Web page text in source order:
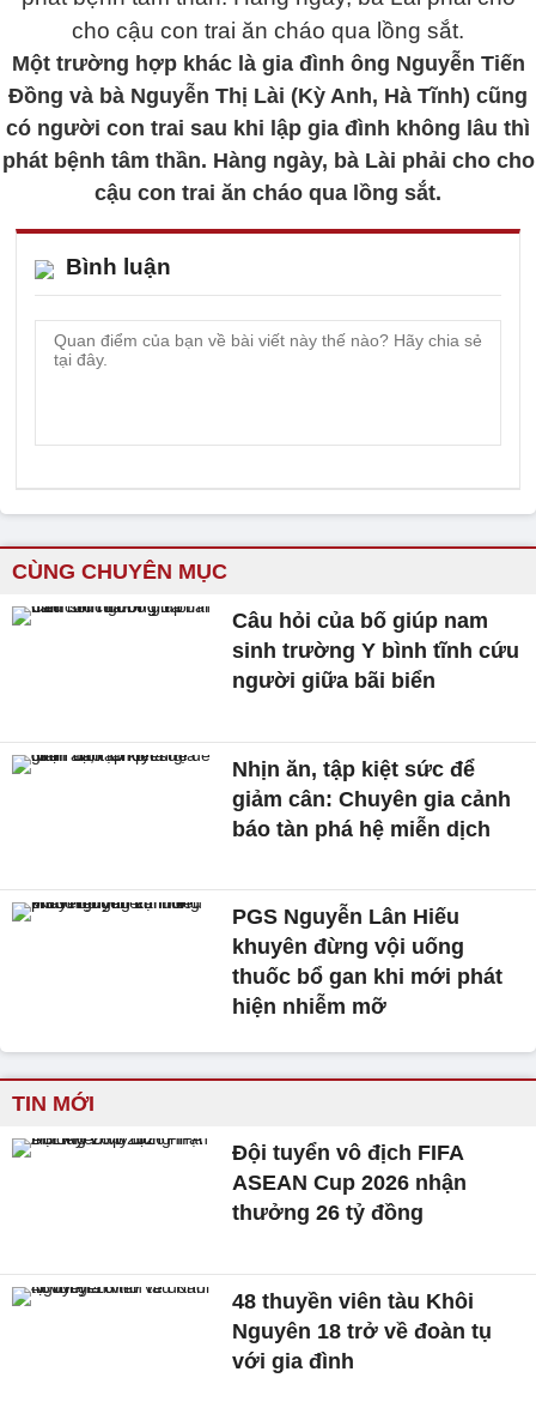
Một trường hợp khác là gia đình ông Nguyễn Tiến
Đồng và bà Nguyễn Thị Lài (Kỳ Anh, Hà Tĩnh) cũng
có người con trai sau khi lập gia đình không lâu thì
phát bệnh tâm thần. Hàng ngày, bà Lài phải cho cho
cậu con trai ăn cháo qua lồng sắt.
Bình luận
CÙNG CHUYÊN MỤC
Câu hỏi của bố giúp nam
sinh trường Y bình tĩnh cứu
người giữa bãi biển
Nhịn ăn, tập kiệt sức để
giảm cân: Chuyên gia cảnh
báo tàn phá hệ miễn dịch
PGS Nguyễn Lân Hiếu
khuyên đừng vội uống
thuốc bổ gan khi mới phát
hiện nhiễm mỡ
TIN MỚI
Đội tuyển vô địch FIFA
ASEAN Cup 2026 nhận
thưởng 26 tỷ đồng
48 thuyền viên tàu Khôi
Nguyên 18 trở về đoàn tụ
với gia đình